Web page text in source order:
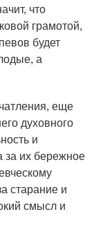
что
грамотой,
будет
а
еще
духовного
и
за их бережное
старание и
смысл и